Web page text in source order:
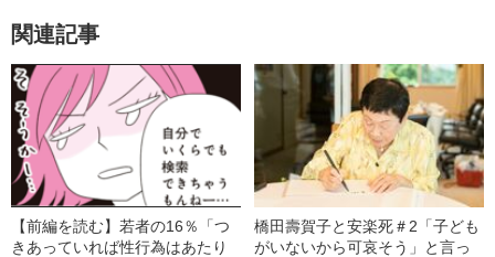
関連記事
【前編を読む】若者の16％「つ
きあっていれば性行為はあたり
橋田壽賀子と安楽死＃2「子ども
がいないから可哀そう」と言っ